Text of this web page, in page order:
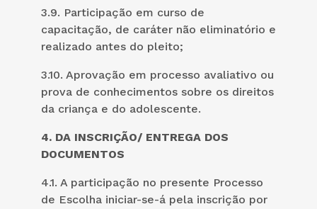
3.9. Participação em curso de
capacitação, de caráter não eliminatório e
realizado antes do pleito;
3.10. Aprovação em processo avaliativo ou
prova de conhecimentos sobre os direitos
da criança e do adolescente.
4. DA INSCRIÇÃO/ ENTREGA DOS
DOCUMENTOS
4.1. A participação no presente Processo
de Escolha iniciar-se-á pela inscrição por